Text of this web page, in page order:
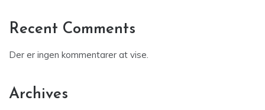
Recent Comments
Der er ingen kommentarer at vise.
Archives